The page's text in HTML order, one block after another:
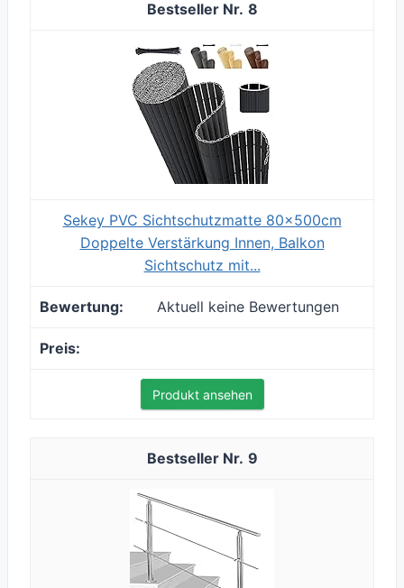
8
Sekey PVC Sichtschutzmatte 80x500cm
Doppelte Verstärkung Innen, Balkon
Sichtschutz mit...
Aktuell keine Bewertungen
Produkt ansehen
9